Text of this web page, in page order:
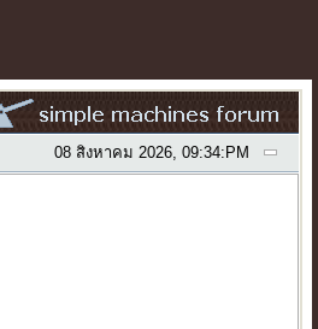
08 สิงหาคม 2026, 09:34:PM